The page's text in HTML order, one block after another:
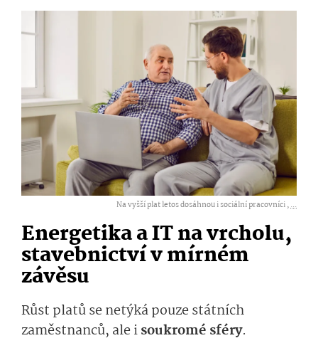
Na vyšší plat letos dosáhnou i sociální pracovníci ,...
Energetika a IT na vrcholu,
stavebnictví v mírném
závěsu
Růst platů se netýká pouze státních
zaměstnanců, ale isoukromé sféry.